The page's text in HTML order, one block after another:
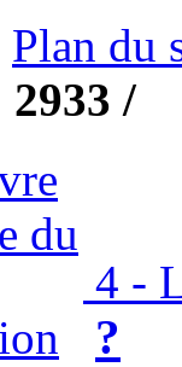
Plan du
2933 /
4 -
?